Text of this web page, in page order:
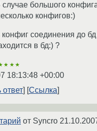
случае большого
конфигов:)
конфиг соединения до
в бд:) ?
18:13:48 +00:00
ответ
Ссылка
от Syncro